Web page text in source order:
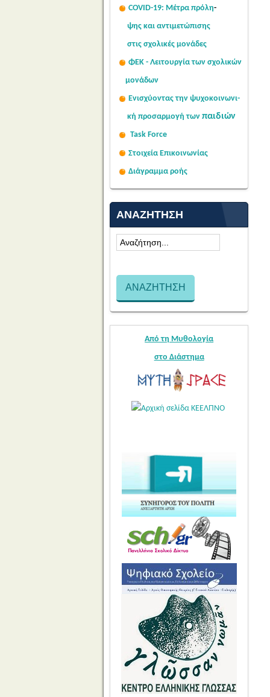
COVID-19: Μέτρα πρόλη-
ψης και αντιμετώπισης
στις σχολικές μονάδες
ΦΕΚ - Λειτουργία των σχολικών
μονάδων
Ενισχύοντας την ψυχοκοινωνι-
κή προσαρμογή των παιδιών
Task Force
Στοιχεία Επικοινωνίας
Διάγραμμα ροής
ΑΝΑΖΉΤΗΣΗ
Από τη Μυθολογία
στο Διάστημα